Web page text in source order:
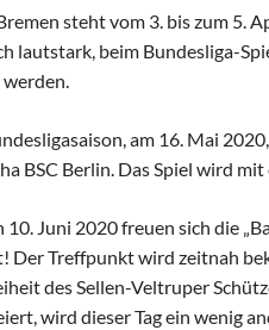
steht vom 3. bis zum 5.
lautstark, beim Bundesliga-
am 16. Mai
BSC Berlin. Das Spiel wird
Juni 2020 freuen sich die
Der Treffpunkt wird zeitnah
des Sellen-Veltruper
wird dieser Tag ein wenig